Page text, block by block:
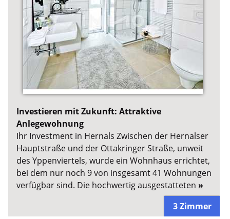
Investieren mit Zukunft: Attraktive
Anlegewohnung
Ihr Investment in Hernals Zwischen der Hernalser
Hauptstraße und der Ottakringer Straße, unweit
des Yppenviertels, wurde ein Wohnhaus errichtet,
bei dem nur noch 9 von insgesamt 41 Wohnungen
verfügbar sind. Die hochwertig ausgestatteten »
3 Zimmer